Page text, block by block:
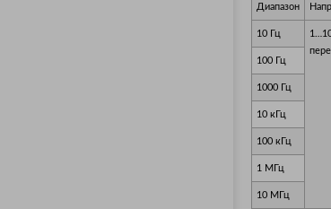
Диапазон
10 Гц
100 Гц
1000 Гц
10 кГц
100 кГц
1 МГц
10 МГц